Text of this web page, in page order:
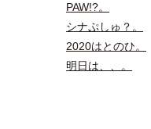
PAW!?。
シナぷしゅ？。
2020はとのひ。
明日は、、。